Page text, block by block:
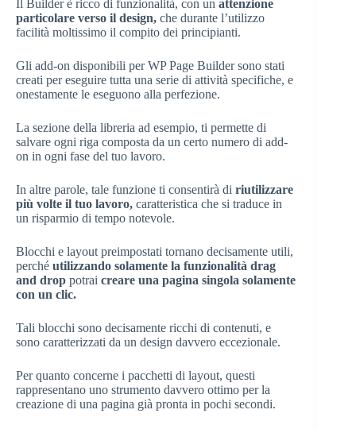
Il Builder è ricco di funzionalità, con un attenzione
particolare verso il design, che durante l’utilizzo
facilità moltissimo il compito dei principianti.
Gli add-on disponibili per WP Page Builder sono stati
creati per eseguire tutta una serie di attività specifiche, e
onestamente le eseguono alla perfezione.
La sezione della libreria ad esempio, ti permette di
salvare ogni riga composta da un certo numero di add-
on in ogni fase del tuo lavoro.
In altre parole, tale funzione ti consentirà di riutilizzare
più volte il tuo lavoro, caratteristica che si traduce in
un risparmio di tempo notevole.
Blocchi e layout preimpostati tornano decisamente utili,
perché utilizzando solamente la funzionalità drag
and drop potrai creare una pagina singola solamente
con un clic.
Tali blocchi sono decisamente ricchi di contenuti, e
sono caratterizzati da un design davvero eccezionale.
Per quanto concerne i pacchetti di layout, questi
rappresentano uno strumento davvero ottimo per la
creazione di una pagina già pronta in pochi secondi.